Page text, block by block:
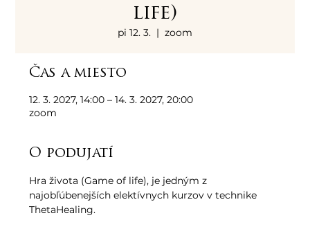
life)
pi 12. 3.
  |
zoom
Čas a miesto
12. 3. 2027, 14:00 – 14. 3. 2027, 20:00
zoom
O podujatí
Hra života (Game of life), je jedným z
najobľúbenejších elektívnych kurzov v technike
ThetaHealing.